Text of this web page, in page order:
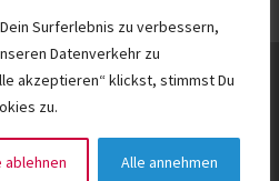
Surferlebnis zu verbessern,
Datenverkehr zu
akzeptieren“ klickst, stimmst Du
zu.
ablehnen Alle annehmen
– Alle Rechte vorbehalten
mit dem